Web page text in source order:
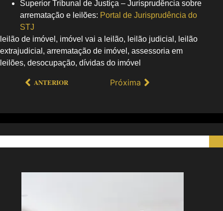
Superior Tribunal de Justiça – Jurisprudência sobre
arrematação e leilões: Portal de Jurisprudência do
STJ
leilão de imóvel, imóvel vai a leilão, leilão judicial, leilão
extrajudicial, arrematação de imóvel, assessoria em
leilões, desocupação, dívidas do imóvel
ANTERIOR Próxima